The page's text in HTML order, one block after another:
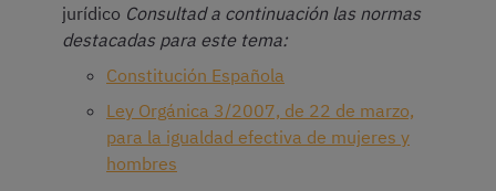
jurídico Consultad a continuación las normas
destacadas para este tema:
Constitución Española
Ley Orgánica 3/2007, de 22 de marzo,
para la igualdad efectiva de mujeres y
hombres